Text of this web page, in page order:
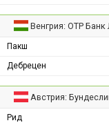
Венгрия: ОТР Банк
Пакш
Дебрецен
Австрия:
Рид